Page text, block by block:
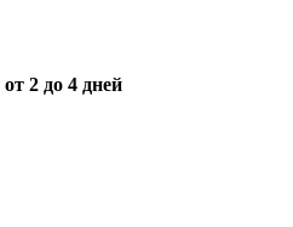
от 2 до 4 дней